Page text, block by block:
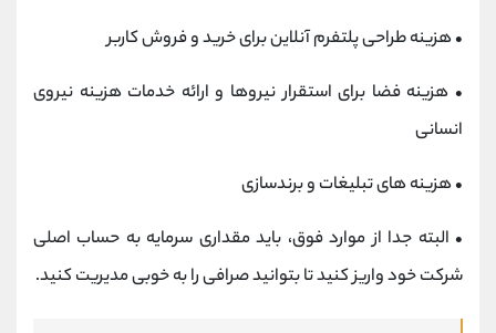
•هزینه طراحی پلتفرم آنلاین برای خرید و فروش کاربر
• هزینه فضا برای استقرار نیروها و ارائه خدمات هزینه نیروی
انسانی
•هزینه های تبلیغات و برندسازی
• البته جدا از موارد فوق، باید مقداری سرمایه به حساب اصلی
شرکت خود واریز کنید تا بتوانید صرافی را به خوبی مدیریت کنید.